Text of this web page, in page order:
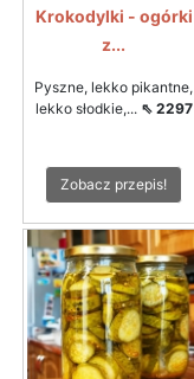
Krokodylki - ogórki
z...
Pyszne, lekko pikantne,
lekko słodkie,... ⇖ 2297
Zobacz przepis!